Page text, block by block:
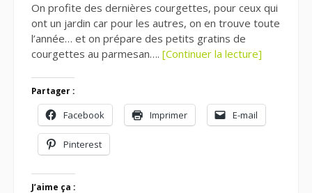
On profite des dernières courgettes, pour ceux qui
ont un jardin car pour les autres, on en trouve toute
l’année… et on prépare des petits gratins de
courgettes au parmesan…. [Continuer la lecture]
Partager :
Facebook Imprimer E-mail
Pinterest
J’aime ça :